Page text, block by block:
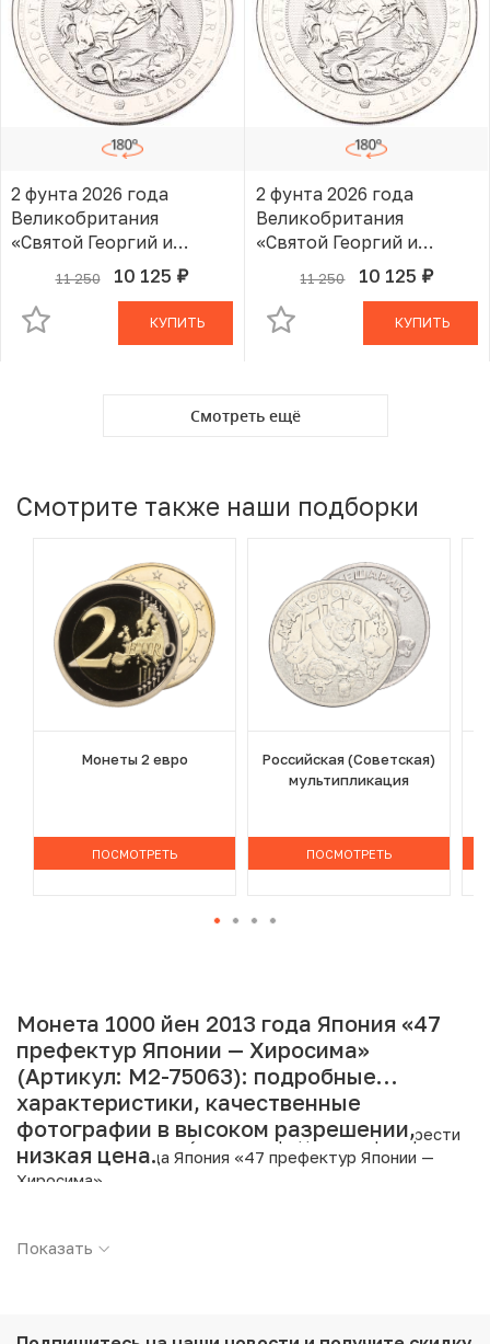
2 фунта 2026 года
Великобритания
«Святой Георгий и
11 250 10 125 руб.
В КОРЗИНЕ
КУПИТЬ
2 фунта 2026 года
Великобритания
«Святой Георгий и
11 250 10 125 руб.
В КОРЗИНЕ
КУПИТЬ
Смотреть ещё
Смотрите также наши подборки
Монеты 2 евро
ПОСМОТРЕТЬ
Российская (Советская)
мультипликация
ПОСМОТРЕТЬ
Монета 1000 йен 2013 года Япония «47
префектур Японии — Хиросима»
(Артикул: M2-75063): подробные
характеристики, качественные
фотографии в высоком разрешении,
низкая цена.
Интернет магазин «Нумизмат» предлагает приобрести
1000 йен 2013 года Япония «47 префектур Японии —
Хиросима».
Показать